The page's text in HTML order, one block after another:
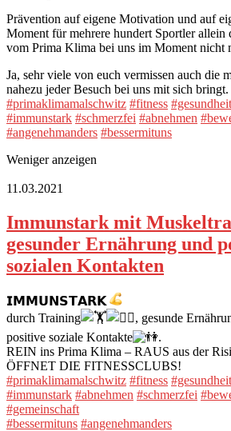
Prävention auf eigene Motivation und auf
Moment für mehrere hundert Sportler allein
vom Prima Klima bei uns im Moment nicht
Ja, sehr viele von euch vermissen auch die
nahezu jeder Besuch bei uns mit sich bringt.
#primaklimamalschwitz #fitness #gesundheit
#immunstark #schmerzfei #abnehmen
#angenehmanders #bessermituns
Weniger anzeigen
11.03.2021
Immunstark mit
gesunder Ernährung und
sozialen Kontakten
𝗜𝗠𝗠𝗨𝗡𝗦𝗧𝗔𝗥𝗞
durch Training
, gesunde
positive soziale Kontakte
.
REIN ins Prima Klima – RAUS aus der
ÖFFNET DIE FITNESSCLUBS!
#primaklimamalschwitz #fitness #gesundheit
#immunstark #abnehmen #schmerzfei
#gemeinschaft
#bessermituns #angenehmanders